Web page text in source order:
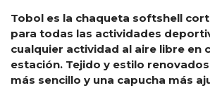
Tobol es la chaqueta softshell
para todas las actividades
cualquier actividad al aire libre en
estación. Tejido y estilo
más sencillo y una capucha más